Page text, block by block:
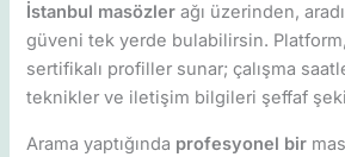
İstanbul masözler ağı üzerinden,
güveni tek yerde bulabilirsin. Platform,
sertifikalı profiller sunar; çalışma
teknikler ve iletişim bilgileri şeffaf
Arama yaptığında profesyonel bir